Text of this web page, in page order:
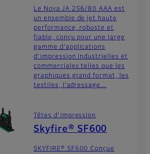
Le Nova JA 256/80 AAA est
un ensemble de jet haute
performance, robuste et
fiable, conçu pour une large
gamme d’applications
d’impression industrielles et
commerciales telles que les
graphiques grand format, les
textiles, l’adressage...
Têtes d'impression
Skyfire® SF600
SKYFIRE® SF600 Conçue